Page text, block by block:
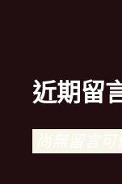
近期留
尚無留言可